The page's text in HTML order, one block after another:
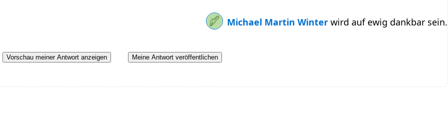
Michael Martin Winter wird auf ewig dankbar sein.
Vorschau meiner Antwort anzeigen Meine Antwort veröffentlichen